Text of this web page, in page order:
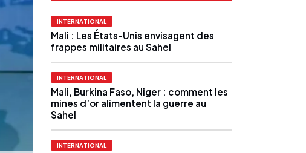
INTERNATIONAL
Mali : Les États-Unis envisagent des
frappes militaires au Sahel
INTERNATIONAL
Mali, Burkina Faso, Niger : comment les
mines d’or alimentent la guerre au
Sahel
INTERNATIONAL